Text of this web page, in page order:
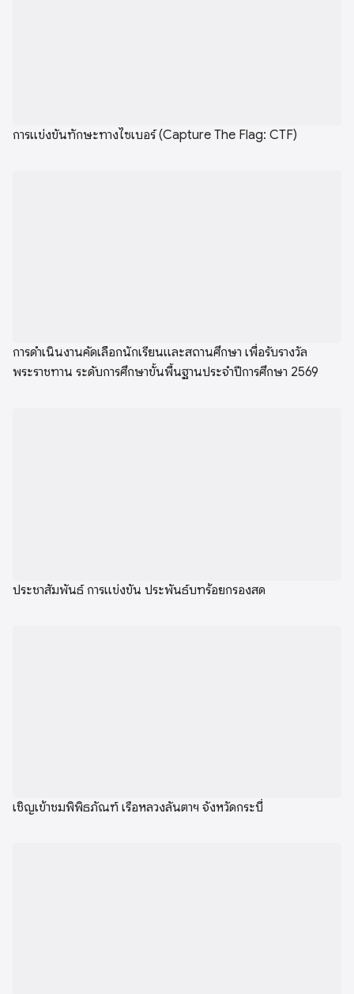
การแข่งขันทักษะทางไซเบอร์ (Capture The Flag: CTF)
การดำเนินงานคัดเลือกนักเรียนและสถานศึกษา เพื่อรับรางวัล
พระราชทาน ระดับการศึกษาขั้นพื้นฐานประจำปีการศึกษา 2569
ประชาสัมพันธ์ การแข่งขัน ประพันธ์บทร้อยกรองสด
เชิญเข้าชมพิพิธภัณฑ์ เรือหลวงลันตาฯ จังหวัดกระบี่